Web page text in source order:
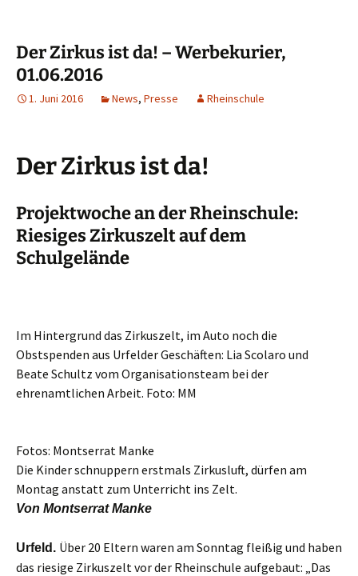
Der Zirkus ist da! – Werbekurier,
01.06.2016
1. Juni 2016 News, Presse Rheinschule
Der Zirkus ist da!
Projektwoche an der Rheinschule:
Riesiges Zirkuszelt auf dem
Schulgelände
Im Hintergrund das Zirkuszelt, im Auto noch die
Obstspenden aus Urfelder Geschäften: Lia Scolaro und
Beate Schultz vom Organisationsteam bei der
ehrenamtlichen Arbeit. Foto: MM
Fotos: Montserrat Manke
Die Kinder schnuppern erstmals Zirkusluft, dürfen am
Montag anstatt zum Unterricht ins Zelt.
Von Montserrat Manke
Urfeld. Über 20 Eltern waren am Sonntag fleißig und haben
das riesige Zirkuszelt vor der Rheinschule aufgebaut: „Das